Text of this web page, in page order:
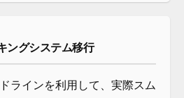
ングシステム移行
ラインを利用して、実際スム